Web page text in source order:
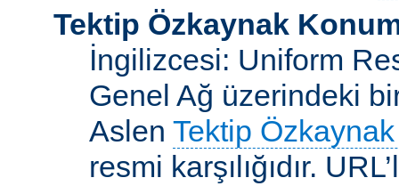
Tektip Özkaynak
İngilizcesi: Uniform
Genel Ağ üzerindeki
Aslen Tektip
resmi karşılığıdır.